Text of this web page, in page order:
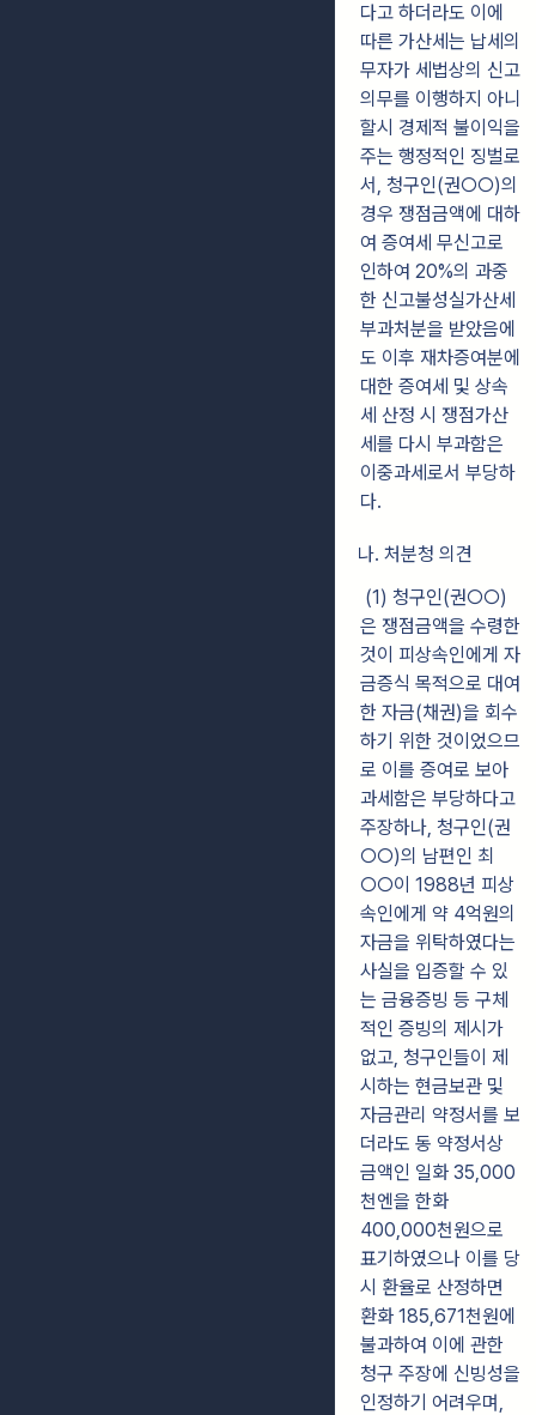
다고 하더라도 이에
따른 가산세는 납세의
무자가 세법상의 신고
의무를 이행하지 아니
할시 경제적 불이익을
주는 행정적인 징벌로
서, 청구인(권○○)의
경우 쟁점금액에 대하
여 증여세 무신고로
인하여 20%의 과중
한 신고불성실가산세
부과처분을 받았음에
도 이후 재차증여분에
대한 증여세 및 상속
세 산정 시 쟁점가산
세를 다시 부과함은
이중과세로서 부당하
다.
나. 처분청 의견
(1) 청구인(권○○)
은 쟁점금액을 수령한
것이 피상속인에게 자
금증식 목적으로 대여
한 자금(채권)을 회수
하기 위한 것이었으므
로 이를 증여로 보아
과세함은 부당하다고
주장하나, 청구인(권
○○)의 남편인 최
○○이 1988년 피상
속인에게 약 4억원의
자금을 위탁하였다는
사실을 입증할 수 있
는 금융증빙 등 구체
적인 증빙의 제시가
없고, 청구인들이 제
시하는 현금보관 및
자금관리 약정서를 보
더라도 동 약정서상
금액인 일화 35,000
천엔을 한화
400,000천원으로
표기하였으나 이를 당
시 환율로 산정하면
환화 185,671천원에
불과하여 이에 관한
청구 주장에 신빙성을
인정하기 어려우며,